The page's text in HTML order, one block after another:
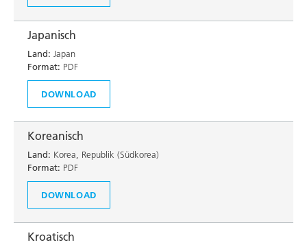
Japanisch
Land: Japan
Format: PDF
DOWNLOAD
Koreanisch
Land: Korea, Republik (Südkorea)
Format: PDF
DOWNLOAD
Kroatisch